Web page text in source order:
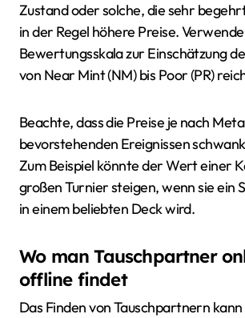
Zustand oder solche, die sehr
in der Regel höhere Preise.
Bewertungsskala zur Einschätzung
von Near Mint (NM) bis Poor (PR)
Beachte, dass die Preise je nach
bevorstehenden Ereignissen
Zum Beispiel könnte der Wert einer
großen Turnier steigen, wenn sie ein
in einem beliebten Deck wird.
Wo man Tauschpartner
offline findet
Das Finden von Tauschpartnern